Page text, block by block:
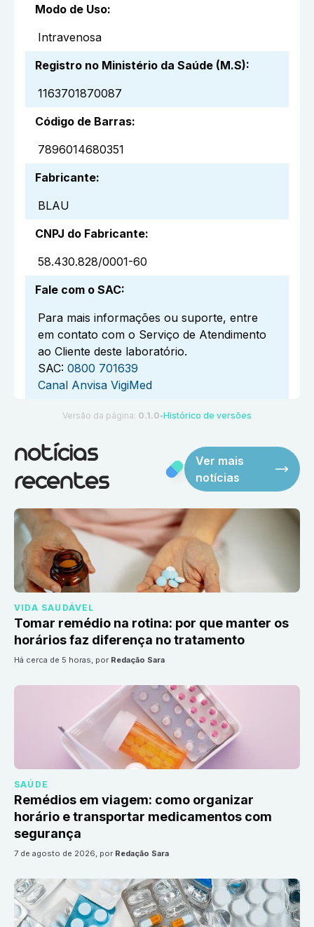
Modo de Uso:
Intravenosa
Registro no Ministério da Saúde (M.S):
1163701870087
Código de Barras:
7896014680351
Fabricante:
BLAU
CNPJ do Fabricante:
58.430.828/0001-60
Fale com o SAC:
Para mais informações ou suporte, entre
em contato com o Serviço de Atendimento
ao Cliente deste laboratório.
SAC: 0800 701639
Canal Anvisa VigiMed
Versão da página: 0.1.0 ●Histórico de versões
notícias
recentes
Ver mais
notícias
VIDA SAUDÁVEL
Tomar remédio na rotina: por que manter os
horários faz diferença no tratamento
há cerca de 5 horas, por Redação Sara
SAÚDE
Remédios em viagem: como organizar
horário e transportar medicamentos com
segurança
7 de agosto de 2026, por Redação Sara